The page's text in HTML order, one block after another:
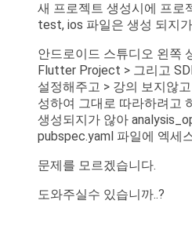
새 프로젝트 생성시에 프로
test, ios 파일은 생성 되지
안드로이드 스튜디오 왼쪽
Flutter Project > 그리고
설정해주고 > 강의 보지않
성하여 그대로 따라하려고
생성되지가 않아
pubspec.yaml 파일에 엑세
문제를 모르겠습니다.
도와주실수 있습니까..?